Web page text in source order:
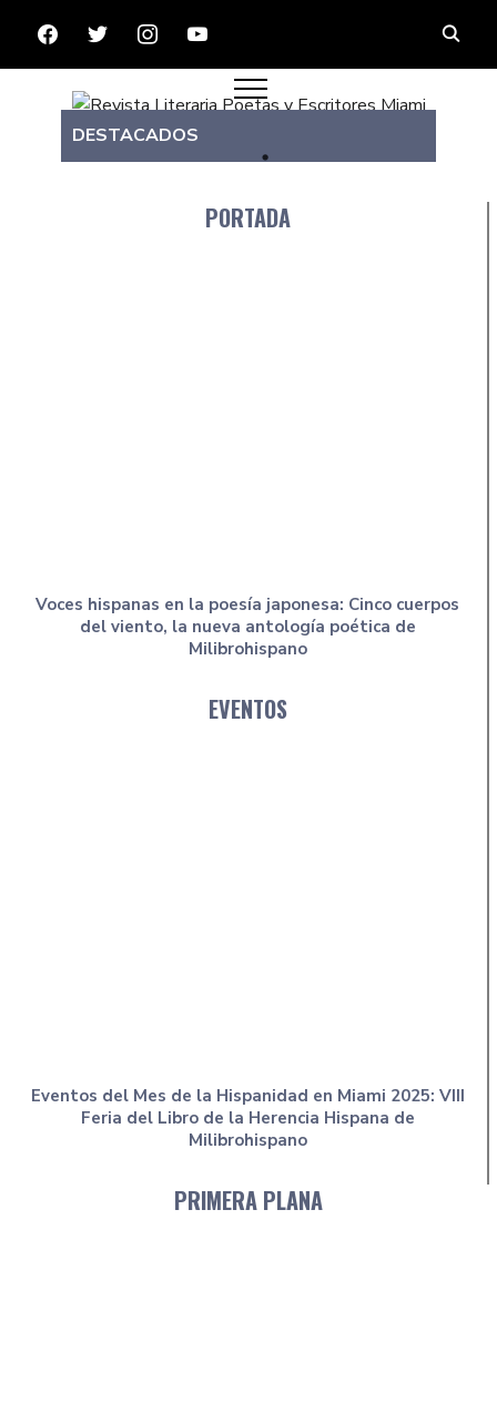
FACEBOOKTWITTERINSTAGRAMYOUTUBE
DESTACADOS
PORTADA
Voces hispanas en la poesía japonesa: Cinco cuerpos
del viento, la nueva antología poética de
Milibrohispano
EVENTOS
Eventos del Mes de la Hispanidad en Miami 2025: VIII
Feria del Libro de la Herencia Hispana de
Milibrohispano
PRIMERA PLANA